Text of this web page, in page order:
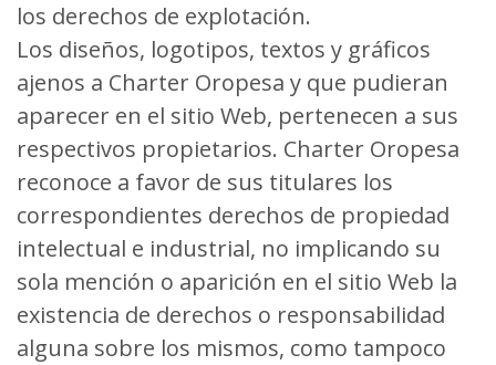
los derechos de explotación.
Los diseños, logotipos, textos y gráficos
ajenos a Charter Oropesa y que pudieran
aparecer en el sitio Web, pertenecen a sus
respectivos propietarios. Charter Oropesa
reconoce a favor de sus titulares los
correspondientes derechos de propiedad
intelectual e industrial, no implicando su
sola mención o aparición en el sitio Web la
existencia de derechos o responsabilidad
alguna sobre los mismos, como tampoco